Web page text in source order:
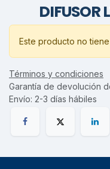
DIFUSOR
Este producto no
Términos y condiciones
Garantía de devolución
Envío: 2-3 días hábiles